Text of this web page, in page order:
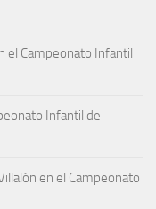
el Campeonato Infantil
Infantil de
en el Campeonato